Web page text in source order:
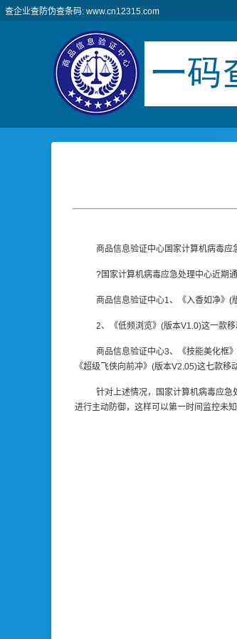
查企业查防伪查条码: www.cn12315.com
商品信息验证中心国家计算机病毒
?国家计算机病毒应急处理中心近期
商品信息验证中心1、《入香如净》
2、《低频浏览》(版本V1.0)这一款
商品信息验证中心3、《技能美化框
《超级飞侠向前冲》(版本V2.05)这七款移
针对上述情况，国家计算机病毒应急
进行主动防御，这样可以第一时间监控未知